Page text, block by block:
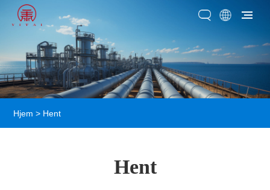
Hjem > Hent
Hent